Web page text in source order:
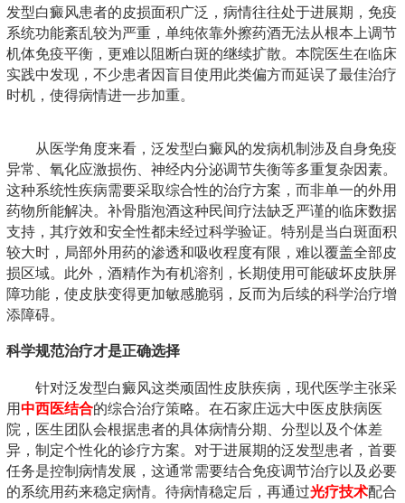
发型白癜风患者的皮损面积广泛，病情往往处于进展期，免疫
系统功能紊乱较为严重，单纯依靠外擦药酒无法从根本上调节
机体免疫平衡，更难以阻断白斑的继续扩散。本院医生在临床
实践中发现，不少患者因盲目使用此类偏方而延误了最佳治疗
时机，使得病情进一步加重。
从医学角度来看，泛发型白癜风的发病机制涉及自身免疫
异常、氧化应激损伤、神经内分泌调节失衡等多重复杂因素。
这种系统性疾病需要采取综合性的治疗方案，而非单一的外用
药物所能解决。补骨脂泡酒这种民间疗法缺乏严谨的临床数据
支持，其疗效和安全性都未经过科学验证。特别是当白斑面积
较大时，局部外用药的渗透和吸收程度有限，难以覆盖全部皮
损区域。此外，酒精作为有机溶剂，长期使用可能破坏皮肤屏
障功能，使皮肤变得更加敏感脆弱，反而为后续的科学治疗增
添障碍。
科学规范治疗才是正确选择
针对泛发型白癜风这类顽固性皮肤疾病，现代医学主张采
用中西医结合的综合治疗策略。在石家庄远大中医皮肤病医
院，医生团队会根据患者的具体病情分期、分型以及个体差
异，制定个性化的诊疗方案。对于进展期的泛发型患者，首要
任务是控制病情发展，这通常需要结合免疫调节治疗以及必要
的系统用药来稳定病情。待病情稳定后，再通过光疗技术配合